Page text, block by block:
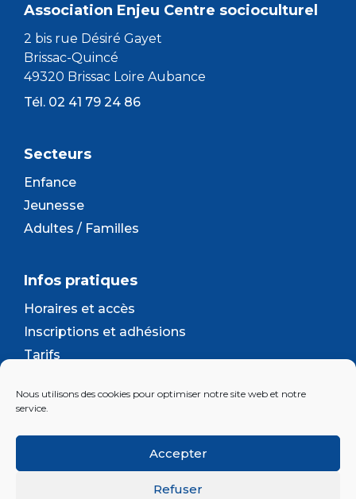
Nous utilisons des cookies pour optimiser notre site web et notre
service.
Accepter
Refuser
Association Enjeu Centre socioculturel
2 bis rue Désiré Gayet
Brissac-Quincé
49320 Brissac Loire Aubance
Tél. 02 41 79 24 86
Secteurs
Enfance
Jeunesse
Adultes / Familles
Infos pratiques
Horaires et accès
Inscriptions et adhésions
Tarifs
Contact
Lettre d’information